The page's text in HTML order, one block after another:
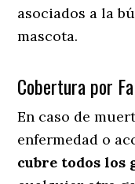
asociados a la
mascota.
Cobertura por
En caso de
enfermedad o
cubre todos los